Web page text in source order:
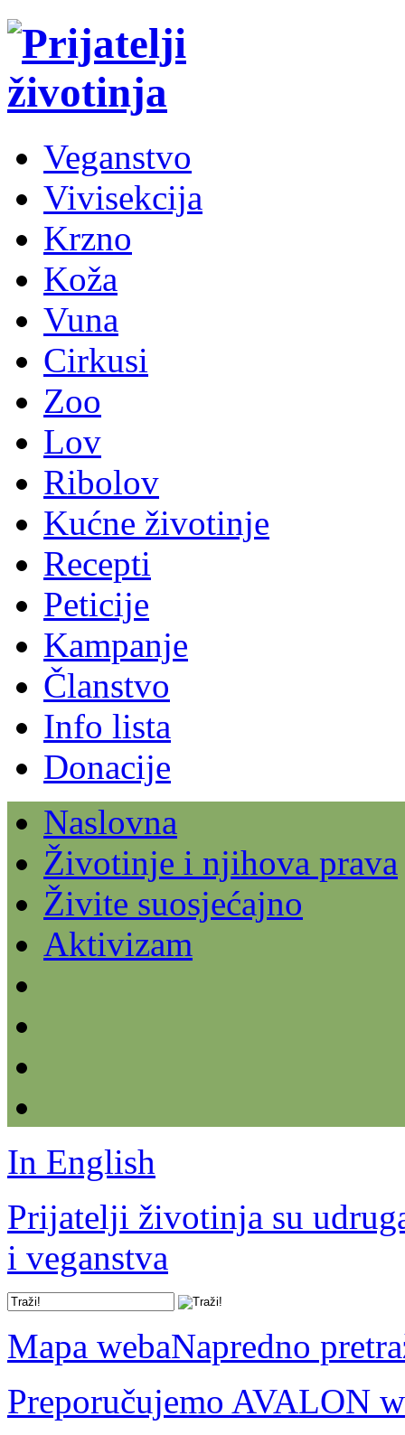
Veganstvo
Vivisekcija
Krzno
Koža
Vuna
Cirkusi
Zoo
Lov
Ribolov
Kućne životinje
Recepti
Peticije
Kampanje
Članstvo
Info lista
Donacije
Naslovna
Životinje i njihova prava
Živite suosjećajno
Aktivizam
In English
Prijatelji životinja su
i veganstva
Mapa webaNapredno
Preporučujemo AVALON